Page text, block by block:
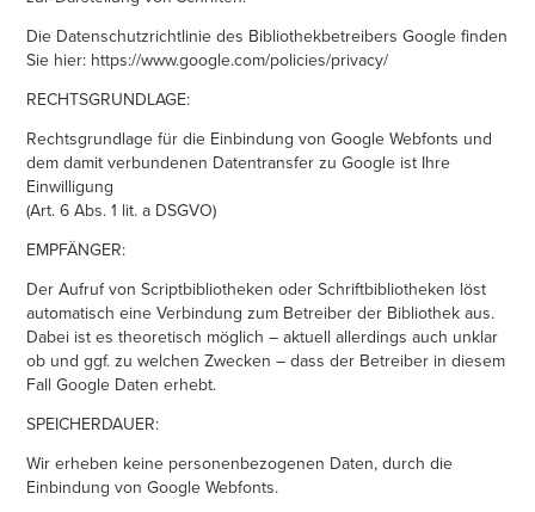
Die Datenschutzrichtlinie des Bibliothekbetreibers Google finden
Sie hier: https://www.google.com/policies/privacy/
RECHTSGRUNDLAGE:
Rechtsgrundlage für die Einbindung von Google Webfonts und
dem damit verbundenen Datentransfer zu Google ist Ihre
Einwilligung
(Art. 6 Abs. 1 lit. a DSGVO)
EMPFÄNGER:
Der Aufruf von Scriptbibliotheken oder Schriftbibliotheken löst
automatisch eine Verbindung zum Betreiber der Bibliothek aus.
Dabei ist es theoretisch möglich – aktuell allerdings auch unklar
ob und ggf. zu welchen Zwecken – dass der Betreiber in diesem
Fall Google Daten erhebt.
SPEICHERDAUER:
Wir erheben keine personenbezogenen Daten, durch die
Einbindung von Google Webfonts.